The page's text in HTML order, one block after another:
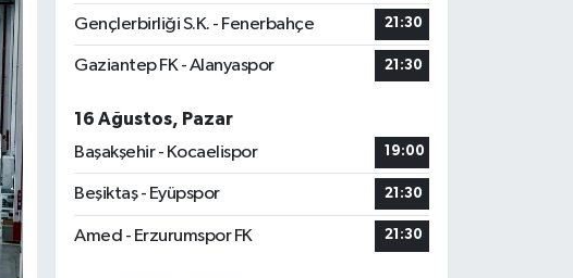
Gençlerbirliği S.K. - Fenerbahçe 21:30
Gaziantep FK - Alanyaspor 21:30
16 Ağustos, Pazar
Başakşehir - Kocaelispor
19:00
Beşiktaş - Eyüpspor 21:30
Amed - Erzurumspor FK 21:30